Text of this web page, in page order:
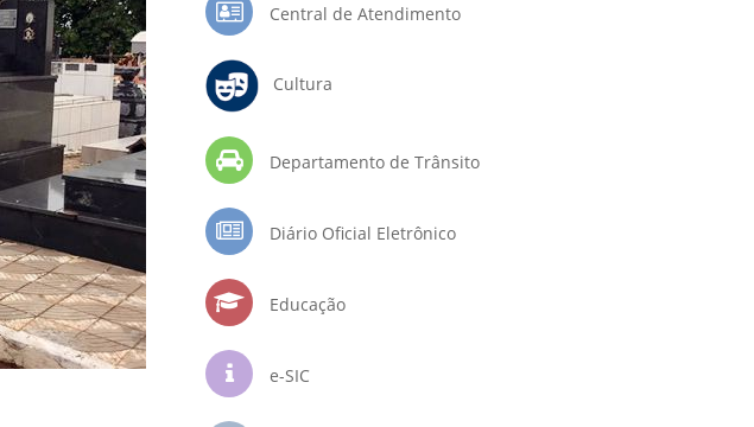
Central de Atendimento
Cultura
Departamento de Trânsito
Diário Oficial Eletrônico
Educação
e-SIC